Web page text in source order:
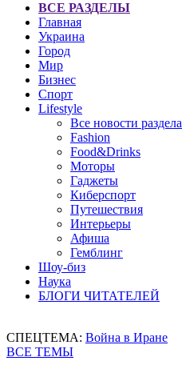
ВСЕ РАЗДЕЛЫ
Главная
Украина
Город
Мир
Бизнес
Спорт
Lifestyle
Все новости раздела
Fashion
Food&Drinks
Моторы
Гаджеты
Киберспорт
Путешествия
Интерьеры
Афиша
Гемблинг
Шоу-биз
Наука
БЛОГИ ЧИТАТЕЛЕЙ
СПЕЦТЕМА: Война в Иране
ВСЕ ТЕМЫ